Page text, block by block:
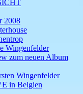
2008
Wingenfelder
zum neuen Album
Wingenfelder
in Belgien